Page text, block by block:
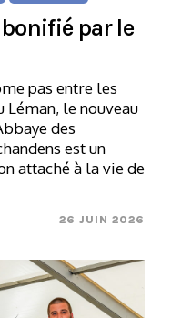
par le
pas entre les
Léman, le nouveau
des
est un
attaché à la vie de
26 JUIN 2026